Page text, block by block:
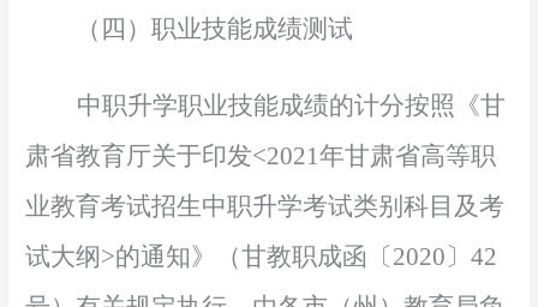
（四）职业技能成绩测试
中职升学职业技能成绩的计分按照《甘
肃省教育厅关于印发<2021年甘肃省高等职
业教育考试招生中职升学考试类别科目及考
试大纲>的通知》（甘教职成函〔2020〕42